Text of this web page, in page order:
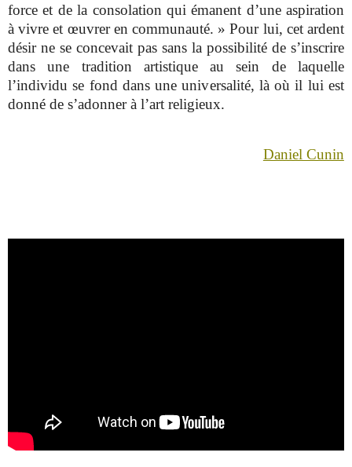
force et de la consolation qui émanent d’une aspiration
à vivre et œuvrer en communauté. » Pour lui, cet ardent
désir ne se concevait pas sans la possibilité de s’inscrire
dans une tradition artistique au sein de laquelle
l’individu se fond dans une universalité, là où il lui est
donné de s’adonner à l’art religieux.
Daniel Cunin